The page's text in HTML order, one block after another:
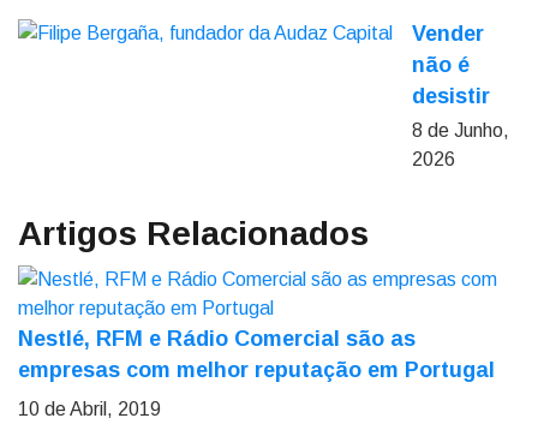
Vender
não é
desistir
8 de Junho,
2026
Artigos Relacionados
Nestlé, RFM e Rádio Comercial são as
empresas com melhor reputação em Portugal
10 de Abril, 2019